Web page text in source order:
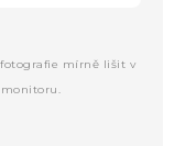
fotografie mírně lišit v